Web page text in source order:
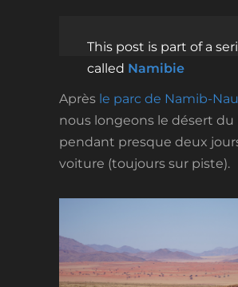
This post is part of a
called Namibie
Après le parc de Namib-
nous longeons le désert du
pendant presque deux
voiture (toujours sur piste).